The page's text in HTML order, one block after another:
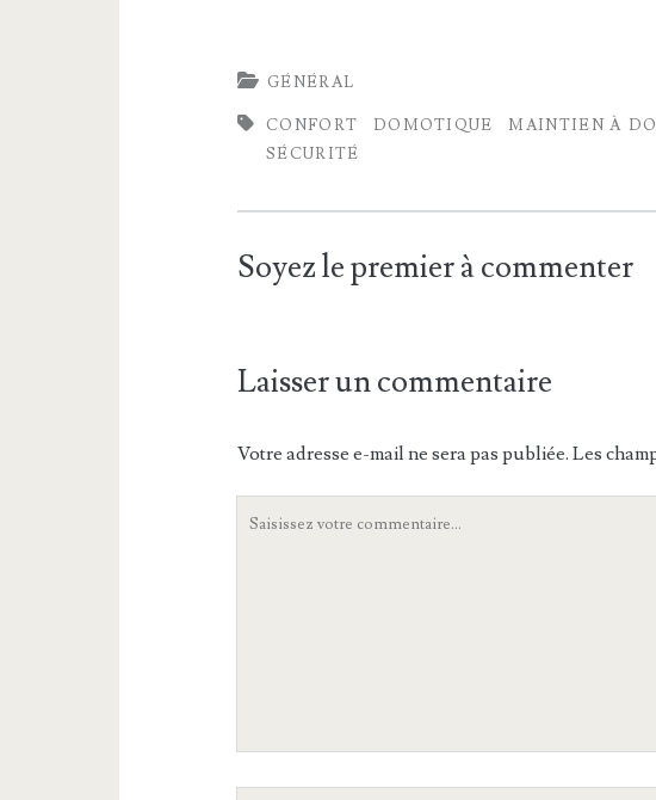
GÉNÉRAL
CONFORT DOMOTIQUE MAINTIEN À
SÉCURITÉ
Soyez le premier à commenter
Laisser un commentaire
Votre adresse e-mail ne sera pas publiée. Les